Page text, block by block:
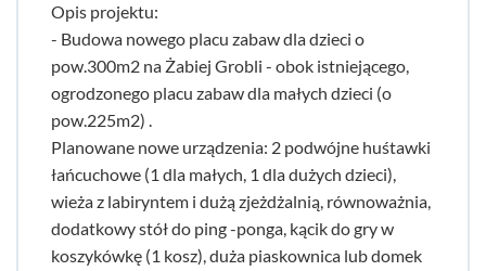
Opis projektu:
- Budowa nowego placu zabaw dla dzieci o
pow.300m2 na Żabiej Grobli - obok istniejącego,
ogrodzonego placu zabaw dla małych dzieci (o
pow.225m2) .
Planowane nowe urządzenia: 2 podwójne huśtawki
łańcuchowe (1 dla małych, 1 dla dużych dzieci),
wieża z labiryntem i dużą zjeżdżalnią, równoważnia,
dodatkowy stół do ping -ponga, kącik do gry w
koszykówkę (1 kosz), duża piaskownica lub domek